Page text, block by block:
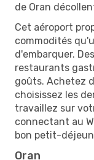
de Oran
Cet aéroport
commodités
d'embarquer.
restaurants
goûts. Achetez
choisissez les
travaillez sur
connectant au
bon petit-
Oran